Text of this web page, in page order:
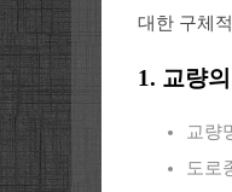
대한 구체
1. 교량
교량
도로